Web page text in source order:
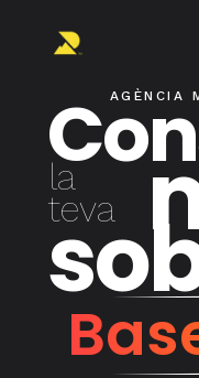
AGÈNCIA
la
teva